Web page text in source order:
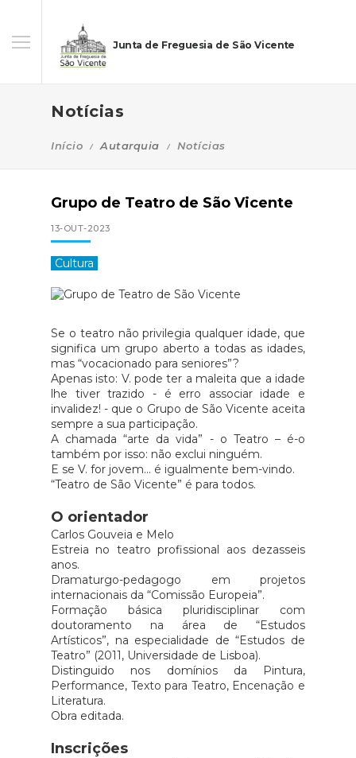
Junta de Freguesia de São Vicente
Notícias
Início Autarquia Notícias
Grupo de Teatro de São Vicente
13-OUT-2023
Cultura
Se o teatro não privilegia qualquer idade, que
significa um grupo aberto a todas as idades,
mas “vocacionado para seniores”?
Apenas isto: V. pode ter a maleita que a idade
lhe tiver trazido - é erro associar idade e
invalidez! - que o Grupo de São Vicente aceita
sempre a sua participação.
A chamada “arte da vida” - o Teatro – é-o
também por isso: não exclui ninguém.
E se V. for jovem… é igualmente bem-vindo.
“Teatro de São Vicente” é para todos.
O orientador
Carlos Gouveia e Melo
Estreia no teatro profissional aos dezasseis
anos.
Dramaturgo-pedagogo em projetos
internacionais da “Comissão Europeia”.
Formação básica pluridisciplinar com
doutoramento na área de “Estudos
Artísticos”, na especialidade de “Estudos de
Teatro” (2011, Universidade de Lisboa).
Distinguido nos domínios da Pintura,
Performance, Texto para Teatro, Encenação e
Literatura.
Obra editada.
Inscrições